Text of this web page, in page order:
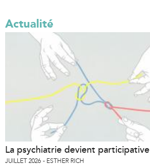
Actualité
La psychiatrie devient participative
JUILLET 2026 ESTHER RICH